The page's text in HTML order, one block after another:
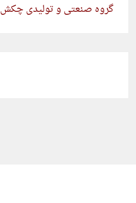
گروه صنعتی و تولیدی چکش